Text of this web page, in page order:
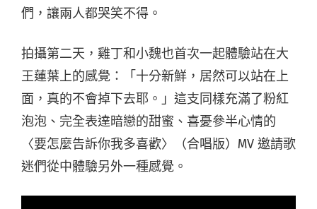
們，讓兩人都哭笑不得。
拍攝第二天，雞丁和小魏也首次一起體驗站在大
王蓮葉上的感覺：「十分新鮮，居然可以站在上
面，真的不會掉下去耶。」這支同樣充滿了粉紅
泡泡、完全表達暗戀的甜蜜、喜憂參半心情的
〈要怎麼告訴你我多喜歡〉（合唱版）MV 邀請歌
迷們從中體驗另外一種感覺。